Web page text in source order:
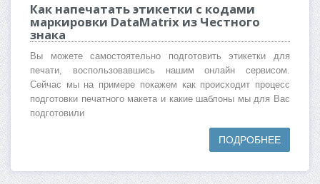
Как напечатать этикетки с кодами
маркировки DataMatrix из Честного
знака
Вы можете самостоятельно подготовить этикетки для
печати, воспользовавшись нашим онлайн сервисом.
Сейчас мы на примере покажем как происходит процесс
подготовки печатного макета и какие шаблоны мы для Вас
подготовили
ПОДРОБНЕЕ